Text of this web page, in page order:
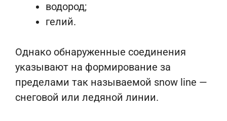
водород;
гелий.
Однако обнаруженные соединения
указывают на формирование за
пределами так называемой snow line —
снеговой или ледяной линии.